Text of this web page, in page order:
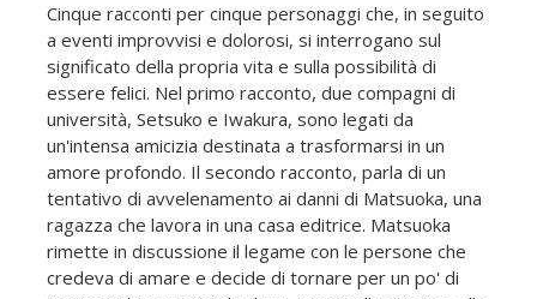
Cinque racconti per cinque personaggi che, in seguito
a eventi improvvisi e dolorosi, si interrogano sul
significato della propria vita e sulla possibilità di
essere felici. Nel primo racconto, due compagni di
università, Setsuko e Iwakura, sono legati da
un'intensa amicizia destinata a trasformarsi in un
amore profondo. Il secondo racconto, parla di un
tentativo di avvelenamento ai danni di Matsuoka, una
ragazza che lavora in una casa editrice. Matsuoka
rimette in discussione il legame con le persone che
credeva di amare e decide di tornare per un po' di